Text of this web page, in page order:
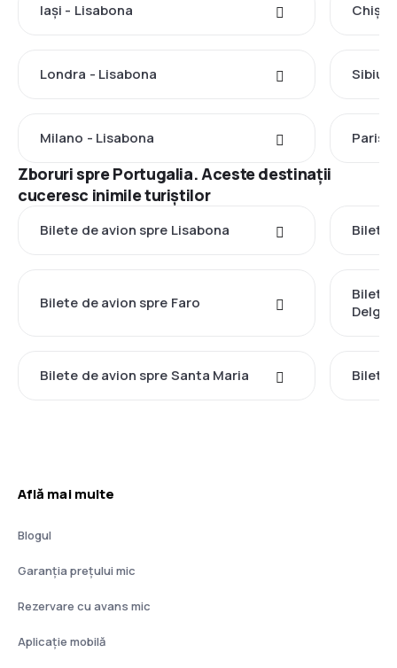
Iași - Lisabona
Londra - Lisabona Sibiu -
Milano - Lisabona Paris
Zboruri spre Portugalia. Aceste destinații
cuceresc inimile turiștilor
Bilete de avion spre Lisabona Bilete
Bilete de avion spre Faro
Bilete
Bilete de avion spre Santa Maria Bilete
Află mai multe
Blogul
Garanția prețului mic
Rezervare cu avans mic
Aplicație mobilă